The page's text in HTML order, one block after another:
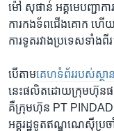
ម៉ៅ សុផាន់ ​អគ្គ​មេ​បញ្ជាក
ការ​កង​ទ័ព​ជើង​គោក​ ហើយ​
ការទូត​រវាង​ប្រទេស​ទាំង​ពី
បើ​តាម​គេហ​ទំព័រ​របស់​ស្ថ
នេះ​ផលិត​ដោយ​ក្រុម​ហ៊ុន​
គឺ​ក្រុម​ហ៊ុន ​PT
អគ្គ​រដ្ឋទូត​ឥណ្ឌូណេស៊ី​ប្រ